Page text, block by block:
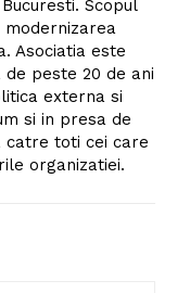
Scopul
Asociatia este
peste 20 de ani
externa si
si in presa de
catre toti cei care
organizatiei.